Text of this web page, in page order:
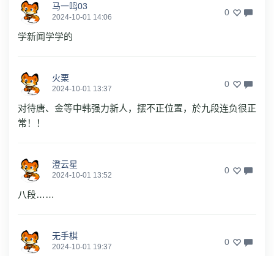
马一鸣03
2024-10-01 14:06 0
学新闻学学的
火栗
2024-10-01 13:37 0
对待唐、金等中韩强力新人，摆不正位置，於九段连负很正
常！！
澄云星
2024-10-01 13:52 0
八段……
无手棋
2024-10-01 19:37 0